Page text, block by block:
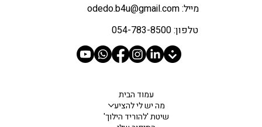
מייל: odedo.b4u@gmail.com
טלפון: 054-783-8500
עמוד הבית
מה יש לי להציע
שיטת 'להוריד הילוך'